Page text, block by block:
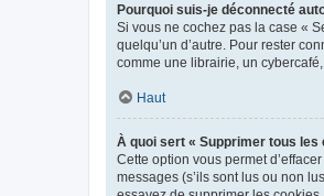
Pourquoi suis-je déconnecté
Si vous ne cochez pas la case «
quelqu’un d’autre. Pour rester
comme une librairie, un
Haut
À quoi sert « Supprimer tous les
Cette option vous permet
messages (s’ils sont lus ou non